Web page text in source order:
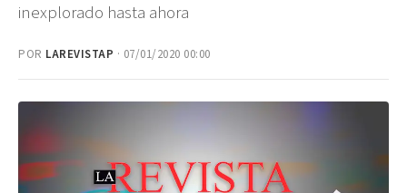
inexplorado hasta ahora
POR LAREVISTAP · 07/01/2020 00:00